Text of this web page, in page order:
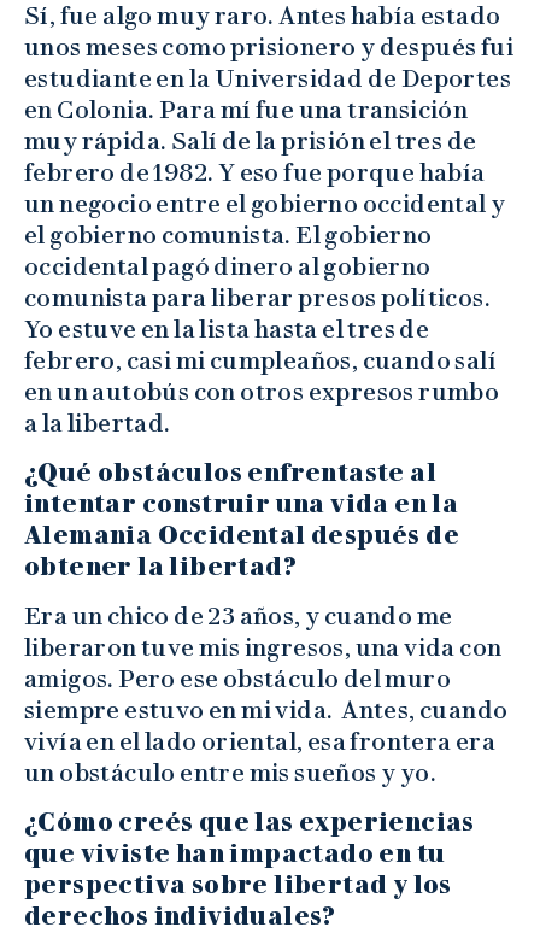
Sí, fue algo muy raro. Antes había estado
unos meses como prisionero y después fui
estudiante en la Universidad de Deportes
en Colonia. Para mí fue una transición
muy rápida. Salí de la prisión el tres de
febrero de 1982. Y eso fue porque había
un negocio entre el gobierno occidental y
el gobierno comunista. El gobierno
occidental pagó dinero al gobierno
comunista para liberar presos políticos.
Yo estuve en la lista hasta el tres de
febrero, casi mi cumpleaños, cuando salí
en un autobús con otros expresos rumbo
a la libertad.
¿Qué obstáculos enfrentaste al
intentar construir una vida en la
Alemania Occidental después de
obtener la libertad?
Era un chico de 23 años, y cuando me
liberaron tuve mis ingresos, una vida con
amigos. Pero ese obstáculo del muro
siempre estuvo en mi vida. Antes, cuando
vivía en el lado oriental, esa frontera era
un obstáculo entre mis sueños y yo.
¿Cómo creés que las experiencias
que viviste han impactado en tu
perspectiva sobre libertad y los
derechos individuales?